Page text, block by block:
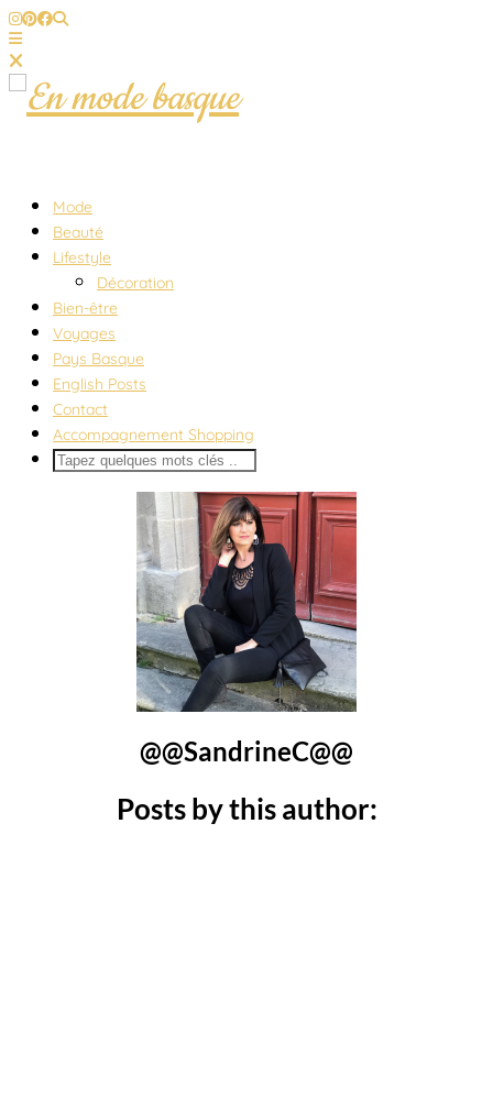
Mode
Beauté
Lifestyle
Décoration
Bien-être
Voyages
Pays Basque
English Posts
Contact
Accompagnement Shopping
@@SandrineC@@
Posts by this author: